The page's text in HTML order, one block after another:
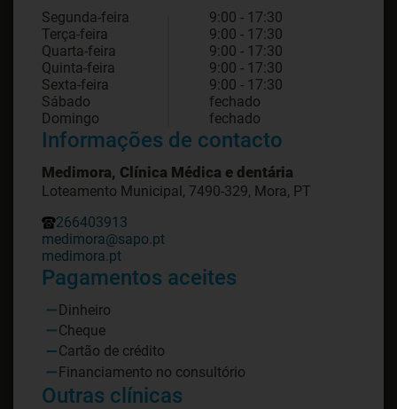
Segunda-feira
9:00 - 17:30
Terça-feira
9:00 - 17:30
Quarta-feira
9:00 - 17:30
Quinta-feira
9:00 - 17:30
Sexta-feira
9:00 - 17:30
Sábado
fechado
Domingo
fechado
Informações de contacto
Medimora, Clínica Médica e dentária
Loteamento Municipal, 7490-329, Mora, PT
266403913
medimora@sapo.pt
medimora.pt
Pagamentos aceites
Dinheiro
Cheque
Cartão de crédito
Financiamento no consultório
Outras clínicas